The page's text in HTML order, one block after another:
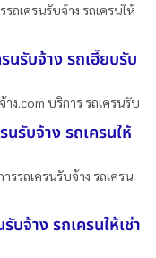
ถเครนรับจ้าง รถเครนให้
นรับจ้าง รถเฮี๊ยบรับ
ง.com บริการ รถเครนรับ
นรับจ้าง รถเครนให้
รรถเครนรับจ้าง รถเครน
บจ้าง รถเครนให้เช่า